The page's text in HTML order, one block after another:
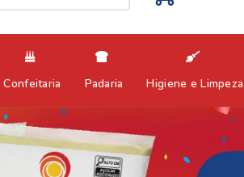
Confeitaria Padaria Higiene e Limpeza